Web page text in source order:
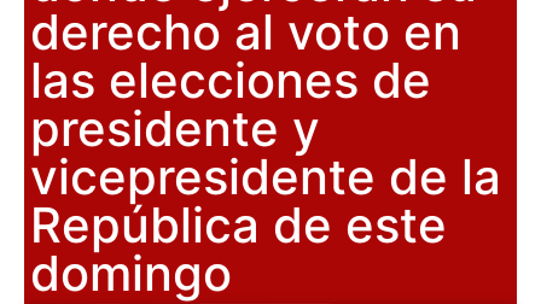
derecho al voto en
las elecciones de
presidente y
vicepresidente de la
República de este
domingo